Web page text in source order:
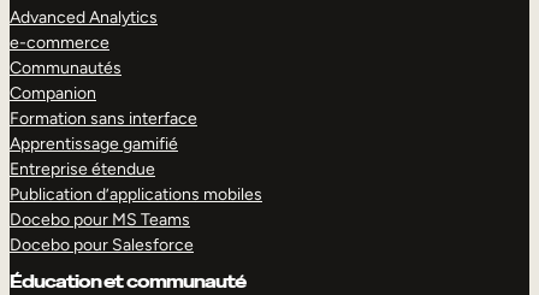
Advanced Analytics
e-commerce
Communautés
Companion
Formation sans interface
Apprentissage gamifié
Entreprise étendue
Publication d’applications mobiles
Docebo pour MS Teams
Docebo pour Salesforce
Éducation et communauté